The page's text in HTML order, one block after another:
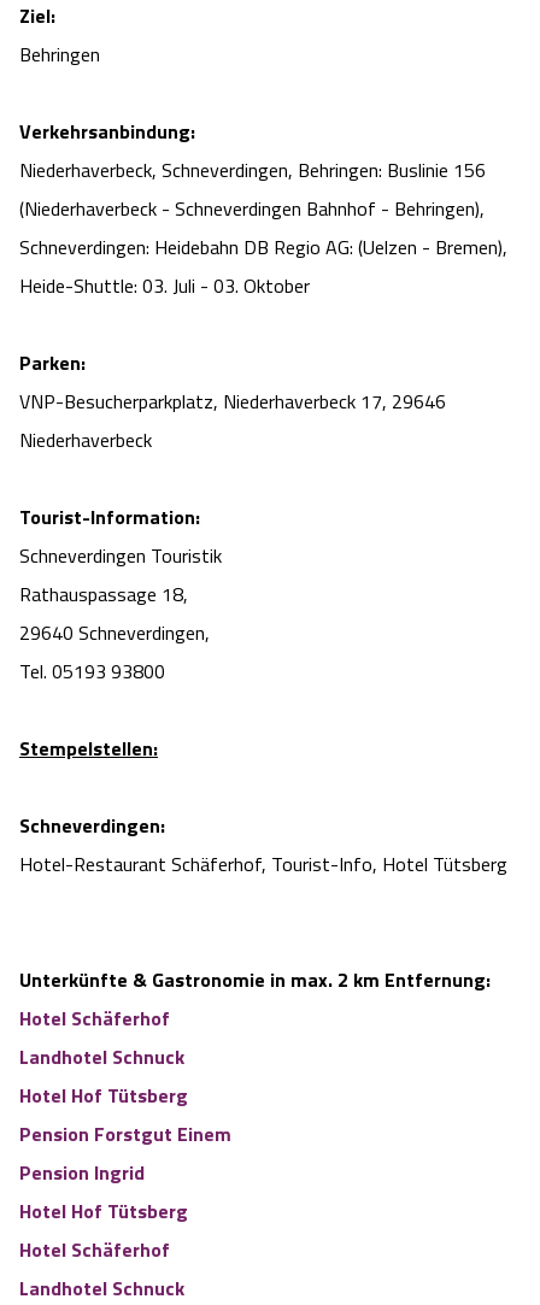
Ziel:
Behringen
Verkehrsanbindung:
Niederhaverbeck, Schneverdingen, Behringen: Buslinie 156
(Niederhaverbeck - Schneverdingen Bahnhof - Behringen),
Schneverdingen: Heidebahn DB Regio AG: (Uelzen - Bremen),
Heide-Shuttle: 03. Juli - 03. Oktober
Parken:
VNP-Besucherparkplatz, Niederhaverbeck 17, 29646
Niederhaverbeck
Tourist-Information:
Schneverdingen Touristik
Rathauspassage 18,
29640 Schneverdingen,
Tel. 05193 93800
Stempelstellen:
Schneverdingen:
Hotel-Restaurant Schäferhof, Tourist-Info, Hotel Tütsberg
Unterkünfte & Gastronomie in max. 2 km Entfernung:
Hotel Schäferhof
Landhotel Schnuck
Hotel Hof Tütsberg
Pension Forstgut Einem
Pension Ingrid
Hotel Hof Tütsberg
Hotel Schäferhof
Landhotel Schnuck